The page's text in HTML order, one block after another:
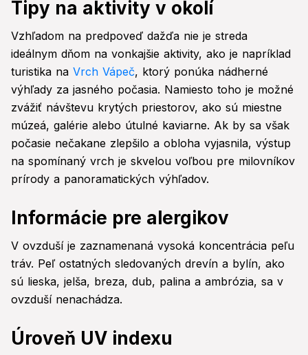
Tipy na aktivity v okolí
Vzhľadom na predpoveď dažďa nie je streda
ideálnym dňom na vonkajšie aktivity, ako je napríklad
turistika na Vrch Vápeč, ktorý ponúka nádherné
výhľady za jasného počasia. Namiesto toho je možné
zvážiť návštevu krytých priestorov, ako sú miestne
múzeá, galérie alebo útulné kaviarne. Ak by sa však
počasie nečakane zlepšilo a obloha vyjasnila, výstup
na spomínaný vrch je skvelou voľbou pre milovníkov
prírody a panoramatických výhľadov.
Informácie pre alergikov
V ovzduší je zaznamenaná vysoká koncentrácia peľu
tráv. Peľ ostatných sledovaných drevín a bylín, ako
sú lieska, jelša, breza, dub, palina a ambrózia, sa v
ovzduší nenachádza.
Úroveň UV indexu